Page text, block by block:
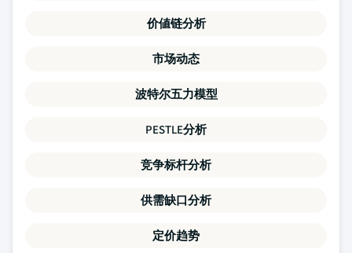
价値链分析
市场动态
波特尔五力模型
PESTLE分析
竞争标杆分析
供需缺口分析
定价趋势